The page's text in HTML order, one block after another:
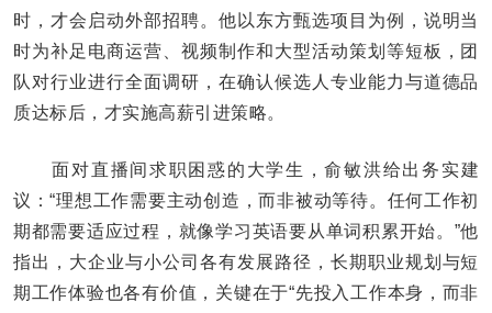
时，才会启动外部招聘。他以东方甄选项目为例，说明当
时为补足电商运营、视频制作和大型活动策划等短板，团
队对行业进行全面调研，在确认候选人专业能力与道德品
质达标后，才实施高薪引进策略。
面对直播间求职困惑的大学生，俞敏洪给出务实建
议：“理想工作需要主动创造，而非被动等待。任何工作初
期都需要适应过程，就像学习英语要从单词积累开始。”他
指出，大企业与小公司各有发展路径，长期职业规划与短
期工作体验也各有价值，关键在于“先投入工作本身，而非